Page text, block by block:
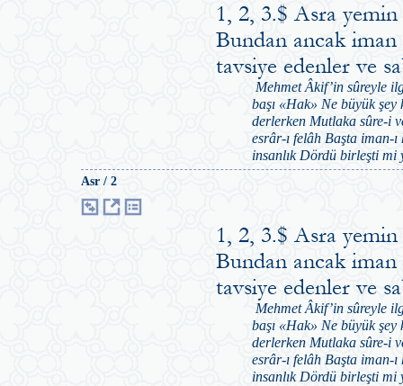
1, 2, 3.$ Asra
Bundan ancak
tavsiye edenler ve
Mehmet Âkif’in sûreyle
başı «Hak» Ne büyük
derlerken Mutlaka sûre-i
esrâr-ı felâh Başta iman-
insanlık Dördü birleşti mi
Asr / 2
1, 2, 3.$ Asra
Bundan ancak
tavsiye edenler ve
Mehmet Âkif’in sûreyle
başı «Hak» Ne büyük
derlerken Mutlaka sûre-i
esrâr-ı felâh Başta iman-
insanlık Dördü birleşti mi